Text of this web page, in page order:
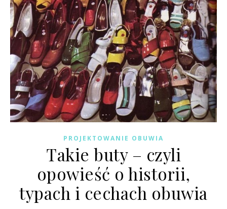
PROJEKTOWANIE OBUWIA
Takie buty – czyli
opowieść o historii,
typach i cechach obuwia